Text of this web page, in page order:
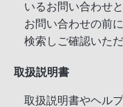
いるお問い合わせ
お問い合わせの前
検索しご確認いた
取扱説明書
取扱説明書やヘル